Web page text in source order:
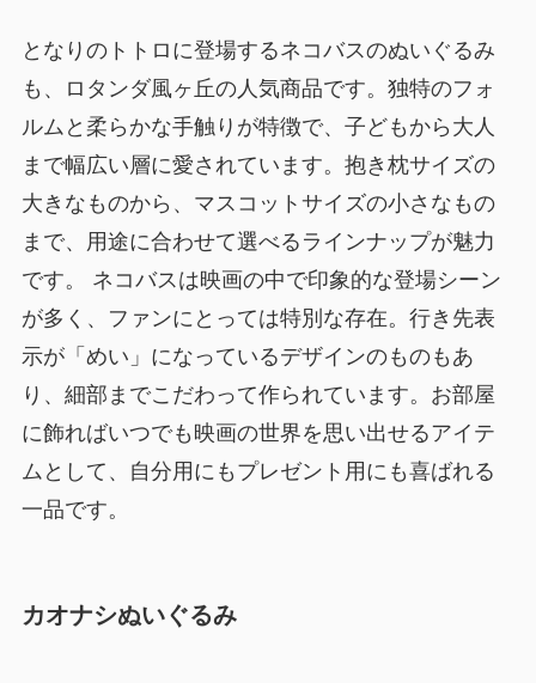
となりのトトロに登場するネコバスのぬいぐるみ
も、ロタンダ風ヶ丘の人気商品です。独特のフォ
ルムと柔らかな手触りが特徴で、子どもから大人
まで幅広い層に愛されています。抱き枕サイズの
大きなものから、マスコットサイズの小さなもの
まで、用途に合わせて選べるラインナップが魅力
です。 ネコバスは映画の中で印象的な登場シーン
が多く、ファンにとっては特別な存在。行き先表
示が「めい」になっているデザインのものもあ
り、細部までこだわって作られています。お部屋
に飾ればいつでも映画の世界を思い出せるアイテ
ムとして、自分用にもプレゼント用にも喜ばれる
一品です。
カオナシぬいぐるみ